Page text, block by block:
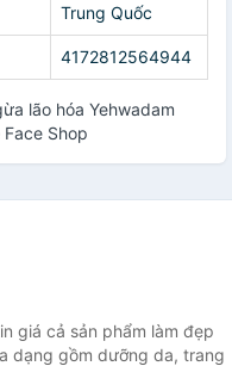
Trung Quốc
4172812564944
lão hóa Yehwadam
Shop
giá cả sản phẩm làm đẹp
dạng gồm dưỡng da, trang